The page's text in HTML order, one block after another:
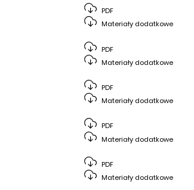
PDF
Materiały dodatkowe
PDF
Materiały dodatkowe
PDF
Materiały dodatkowe
PDF
Materiały dodatkowe
PDF
Materiały dodatkowe